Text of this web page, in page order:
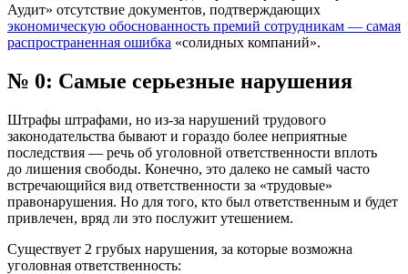
Аудит» отсутствие документов, подтверждающих
экономическую обоснованность премий сотрудникам — самая
распространенная ошибка «солидных компаний».
№ 0: Самые серьезные нарушения
Штрафы штрафами, но из-за нарушений трудового
законодательства бывают и гораздо более неприятные
последствия — речь об уголовной ответственности вплоть
до лишения свободы. Конечно, это далеко не самый часто
встречающийся вид ответственности за «трудовые»
правонарушения. Но для того, кто был ответственным и будет
привлечен, вряд ли это послужит утешением.
Существует 2 грубых нарушения, за которые возможна
уголовная ответственность: